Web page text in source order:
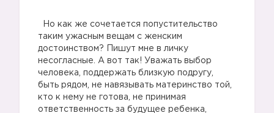
Но как же сочетается попустительство
таким ужасным вещам с женским
достоинством? Пишут мне в личку
несогласные. А вот так! Уважать выбор
человека, поддержать близкую подругу,
быть рядом, не навязывать материнство той,
кто к нему не готова, не принимая
ответственность за будущее ребенка,